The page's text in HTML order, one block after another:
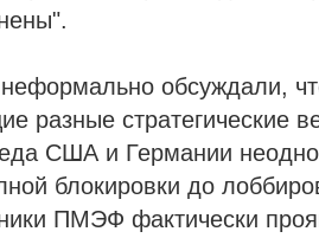
обсуждали,
разные стратегические
США и Германии
блокировки до
ПМЭФ фактически